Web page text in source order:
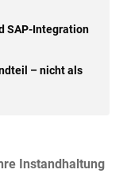
SAP-Integration
– nicht als
Instandhaltung